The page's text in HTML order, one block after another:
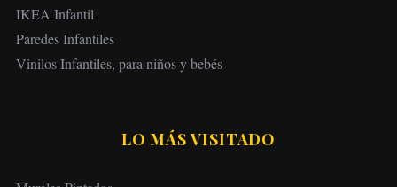
IKEA Infantil
Paredes Infantiles
Vinilos Infantiles, para niños y bebés
LO MÁS VISITADO